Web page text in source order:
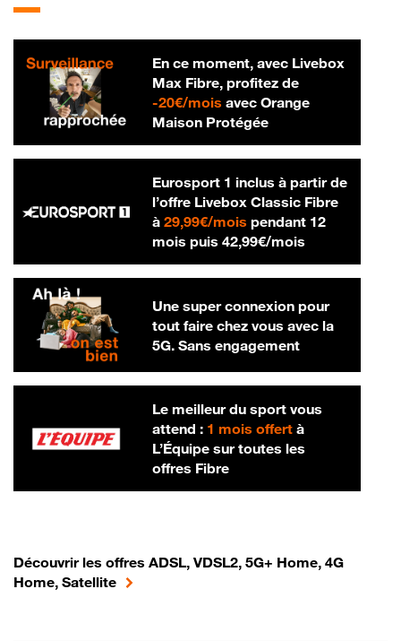
En ce moment, avec Livebox
Max Fibre, profitez de
-20€/mois20 € par mois
avec Orange
Maison Protégée
Eurosport 1 inclus à partir de
l’offre Livebox Classic Fibre
à 29,99€/mois29,99 € par mois
pendant 12
mois puis 42,99€/mois42,99 € par
Une super connexion pour
tout faire chez vous avec la
5G. Sans engagement
Le meilleur du sport vous
attend : 1 mois offertà
L’Équipe sur toutes les
offres Fibre
Découvrir les offres ADSL, VDSL2, 5G+ Home, 4G
Home, Satellite